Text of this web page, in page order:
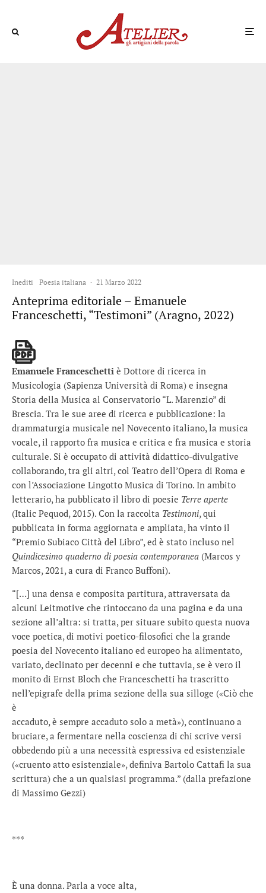
Inediti Poesia italiana · 21 Marzo 2022
Anteprima editoriale – Emanuele
Franceschetti, “Testimoni” (Aragno, 2022)
Emanuele Franceschetti è Dottore di ricerca in
Musicologia (Sapienza Università di Roma) e insegna
Storia della Musica al Conservatorio “L. Marenzio” di
Brescia. Tra le sue aree di ricerca e pubblicazione: la
drammaturgia musicale nel Novecento italiano, la musica
vocale, il rapporto fra musica e critica e fra musica e storia
culturale. Si è occupato di attività didattico-divulgative
collaborando, tra gli altri, col Teatro dell’Opera di Roma e
con l’Associazione Lingotto Musica di Torino. In ambito
letterario, ha pubblicato il libro di poesie Terre aperte
(Italic Pequod, 2015). Con la raccolta Testimoni, qui
pubblicata in forma aggiornata e ampliata, ha vinto il
“Premio Subiaco Città del Libro”, ed è stato incluso nel
Quindicesimo quaderno di poesia contemporanea (Marcos y
Marcos, 2021, a cura di Franco Buffoni).
“[…] una densa e composita partitura, attraversata da
alcuni Leitmotive che rintoccano da una pagina e da una
sezione all’altra: si tratta, per situare subito questa nuova
voce poetica, di motivi poetico-filosofici che la grande
poesia del Novecento italiano ed europeo ha alimentato,
variato, declinato per decenni e che tuttavia, se è vero il
monito di Ernst Bloch che Franceschetti ha trascritto
nell’epigrafe della prima sezione della sua silloge («Ciò che
è
accaduto, è sempre accaduto solo a metà»), continuano a
bruciare, a fermentare nella coscienza di chi scrive versi
obbedendo più a una necessità espressiva ed esistenziale
(«cruento atto esistenziale», definiva Bartolo Cattafi la sua
scrittura) che a un qualsiasi programma.” (dalla prefazione
di Massimo Gezzi)
***
È una donna. Parla a voce alta,